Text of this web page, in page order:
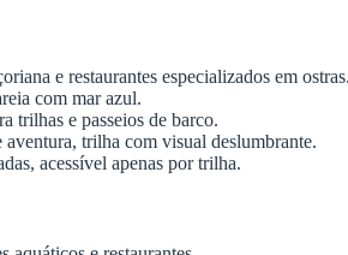
e restaurantes especializados em ostras.
com mar azul.
trilhas e passeios de barco.
aventura, trilha com visual deslumbrante.
acessível apenas por trilha.